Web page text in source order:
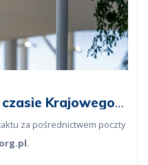
Krajowego
za pośrednictwem poczty
.